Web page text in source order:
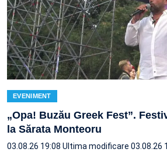
EVENIMENT
„Opa! Buzău Greek Fest”.
la Sărata Monteoru
03.08.26 19:08 Ultima modificare 03.08.26